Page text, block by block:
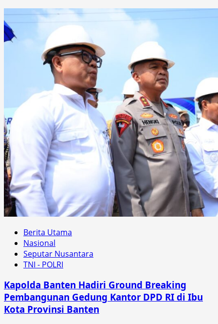
Berita Utama
Nasional
Seputar Nusantara
TNI - POLRI
Kapolda Banten Hadiri Ground Breaking
Pembangunan Gedung Kantor DPD RI di Ibu
Kota Provinsi Banten